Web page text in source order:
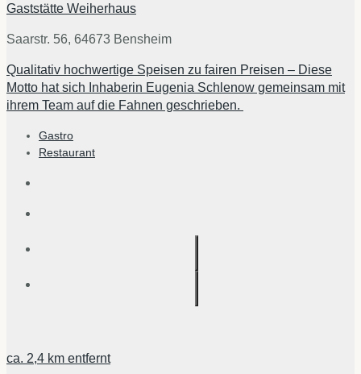
Gaststätte Weiherhaus
Saarstr. 56, 64673 Bensheim
Qualitativ hochwertige Speisen zu fairen Preisen – Diese
Motto hat sich Inhaberin Eugenia Schlenow gemeinsam mit
ihrem Team auf die Fahnen geschrieben.
Gastro
Restaurant
ca. 2,4 km entfernt